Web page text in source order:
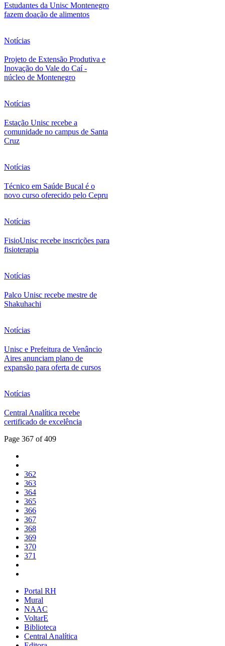
Estudantes da Unisc Montenegro
fazem doação de alimentos
Notícias
Projeto de Extensão Produtiva e
Inovação do Vale do Caí -
núcleo de Montenegro
Notícias
Estação Unisc recebe a
comunidade no campus de Santa
Cruz
Notícias
Técnico em Saúde Bucal é o
novo curso oferecido pelo Cepru
Notícias
FisioUnisc recebe inscrições para
fisioterapia
Notícias
Palco Unisc recebe mestre de
Shakuhachi
Notícias
Unisc e Prefeitura de Venâncio
Aires anunciam plano de
expansão para oferta de cursos
Notícias
Central Analítica recebe
certificado de excelência
Page 367 of 409
362
363
364
365
366
367
368
369
370
371
Portal RH
Mural
NAAC
VoltarE
Biblioteca
Central Analítica